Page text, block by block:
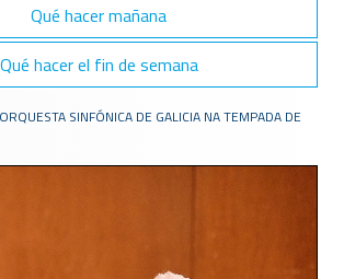
Qué hacer mañana
Qué hacer el fin de semana
ORQUESTA SINFÓNICA DE GALICIA NA TEMPADA DE